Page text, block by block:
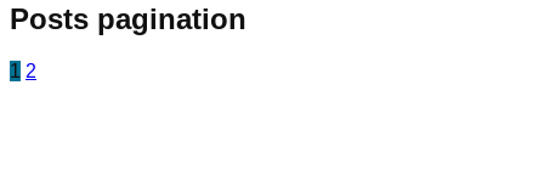
Posts pagination
1 2